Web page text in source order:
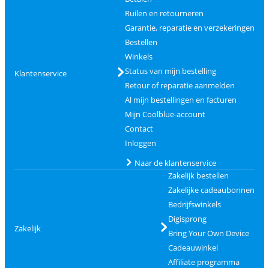
Klantenservice
Ruilen en retourneren
Garantie, reparatie en verzekeringen
Bestellen
Winkels
Status van mijn bestelling
Retour of reparatie aanmelden
Al mijn bestellingen en facturen
Mijn Coolblue-account
Contact
Inloggen
Naar de klantenservice
Zakelijk
Zakelijk bestellen
Zakelijke cadeaubonnen
Bedrijfswinkels
Digisprong
Bring Your Own Device
Cadeauwinkel
Affiliate programma